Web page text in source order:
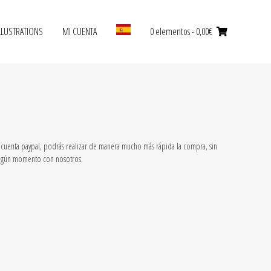
MI CUENTA 0 elementos- 0,00€
paypal, podrás realizar de manera mucho más rápida la compra, sin
momento con nosotros.